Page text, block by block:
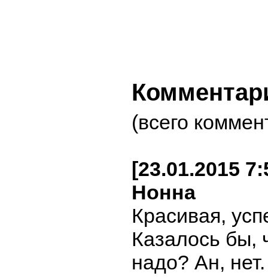
(всего
[23.01.2015
Нонна
Красивая,
Казалось бы,
надо? Ан,